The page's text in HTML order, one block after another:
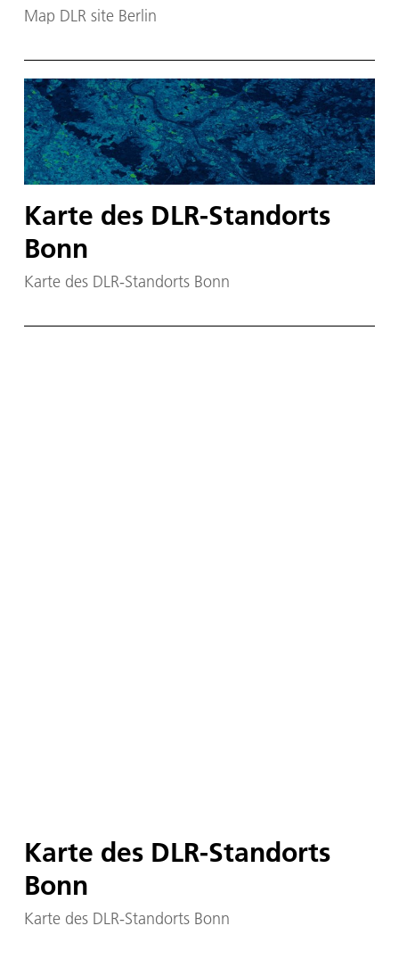
Map DLR site Berlin
Karte des DLR-Standorts
Bonn
Karte des DLR-Standorts Bonn
Karte des DLR-Standorts
Bonn
Karte des DLR-Standorts Bonn